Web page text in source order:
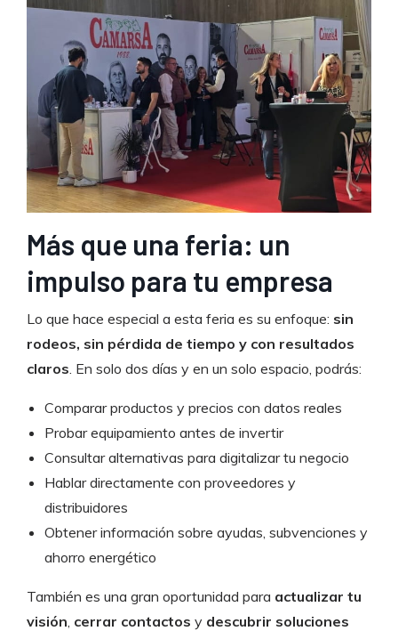
Más que una feria: un
impulso para tu empresa
Lo que hace especial a esta feria es su enfoque: sin
rodeos, sin pérdida de tiempo y con resultados
claros . En solo dos días y en un solo espacio, podrás:
Comparar productos y precios con datos reales
Probar equipamiento antes de invertir
Consultar alternativas para digitalizar tu negocio
Hablar directamente con proveedores y
distribuidores
Obtener información sobre ayudas, subvenciones y
ahorro energético
También es una gran oportunidad para actualizar tu
visión cerrar contactos y descubrir soluciones